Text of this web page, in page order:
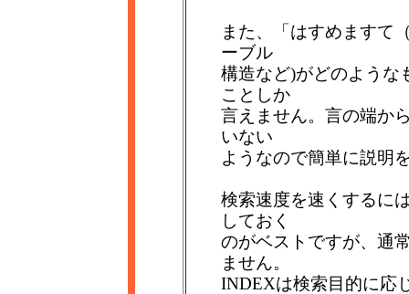
また、「はすめますて
ーブル
構造など)がどのような
ことしか
言えません。言の端か
いない
ようなので簡単に説明
検索速度を速くするに
しておく
のがベストですが、通
ません。
INDEXは検索目的に応